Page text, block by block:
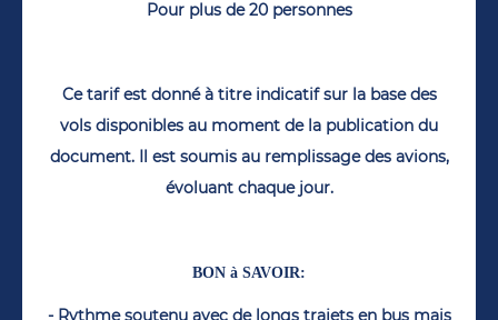
Pour plus de 20 personnes
Ce tarif est donné à titre indicatif sur la base des
vols disponibles au moment de la publication du
document. Il est soumis au remplissage des avions,
évoluant chaque jour.
BON à SAVOIR:
- Rythme soutenu avec de longs trajets en bus mais